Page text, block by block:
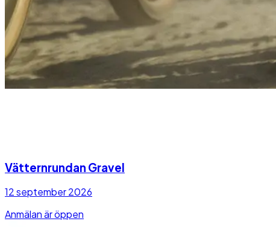
Vätternrundan Gravel
12 september 2026
Anmälan är öppen